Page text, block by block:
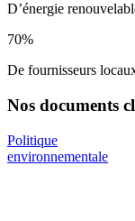
D’énergie
70%
De fournisseurs
Nos documents
Politique
environnementale